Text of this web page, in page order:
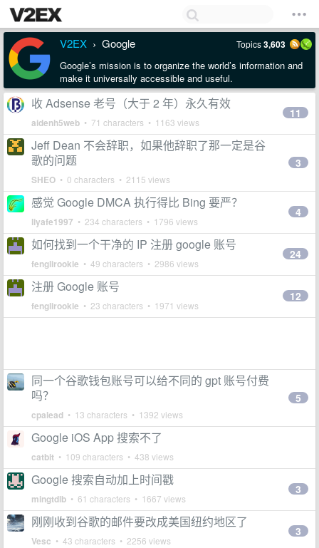
V2EX › Google Topics3,603
Google’s mission is to organize the world’s information and
make it universally accessible and useful.
收 Adsense 老号（大于 2 年）永久有效
aidenh5web • 71 characters • 1163 views
11
Jeff Dean 不会辞职，如果他辞职了那一定是谷
歌的问题
SHEO • 0 characters • 2115 views
3
感觉 Google DMCA 执行得比 Bing 要严？
liyafe1997 • 234 characters • 1796 views
4
如何找到一个干净的 IP 注册 google 账号
fenglirookie • 49 characters • 2986 views
24
注册 Google 账号
fenglirookie • 23 characters • 1971 views
12
同一个谷歌钱包账号可以给不同的 gpt 账号付费
吗？
cpalead • 13 characters • 1392 views
5
Google iOS App 搜索不了
catbit • 109 characters • 438 views
Google 搜索自动加上时间戳
mingtdlb • 61 characters • 1667 views
3
刚刚收到谷歌的邮件要改成美国纽约地区了
Vesc • 43 characters • 2256 views
3